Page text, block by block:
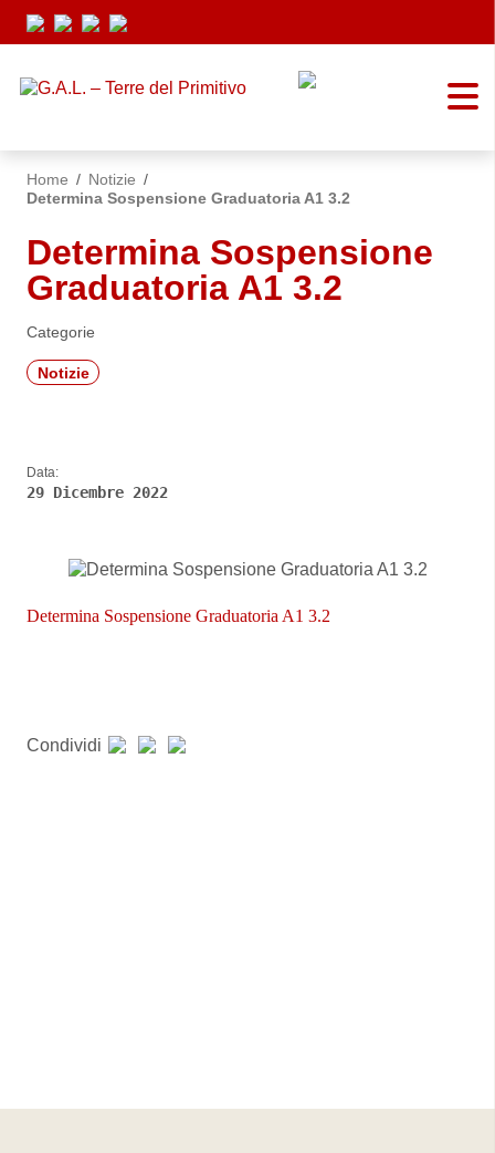
Vai ai contenuti
Vai al menu di navigazione
Home / Notizie /
Determina Sospensione Graduatoria A1 3.2
Determina Sospensione
Graduatoria A1 3.2
Categorie
Notizie
Data:
29 Dicembre 2022
Determina Sospensione Graduatoria A1 3.2
Condividi